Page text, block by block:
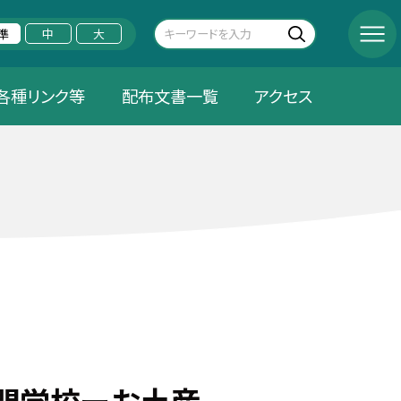
中 大
種リンク等 配布文書一覧 アクセス